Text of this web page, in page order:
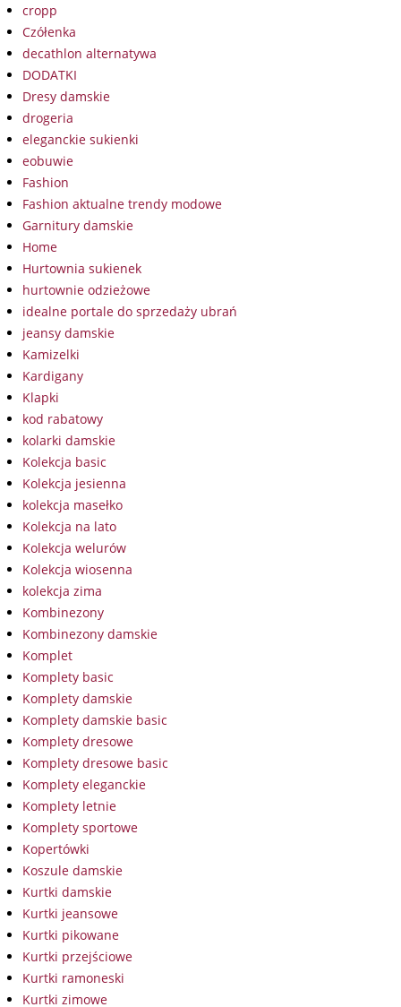
cropp
Czółenka
decathlon alternatywa
DODATKI
Dresy damskie
drogeria
eleganckie sukienki
eobuwie
Fashion
Fashion aktualne trendy modowe
Garnitury damskie
Home
Hurtownia sukienek
hurtownie odzieżowe
idealne portale do sprzedaży ubrań
jeansy damskie
Kamizelki
Kardigany
Klapki
kod rabatowy
kolarki damskie
Kolekcja basic
Kolekcja jesienna
kolekcja masełko
Kolekcja na lato
Kolekcja welurów
Kolekcja wiosenna
kolekcja zima
Kombinezony
Kombinezony damskie
Komplet
Komplety basic
Komplety damskie
Komplety damskie basic
Komplety dresowe
Komplety dresowe basic
Komplety eleganckie
Komplety letnie
Komplety sportowe
Kopertówki
Koszule damskie
Kurtki damskie
Kurtki jeansowe
Kurtki pikowane
Kurtki przejściowe
Kurtki ramoneski
Kurtki zimowe